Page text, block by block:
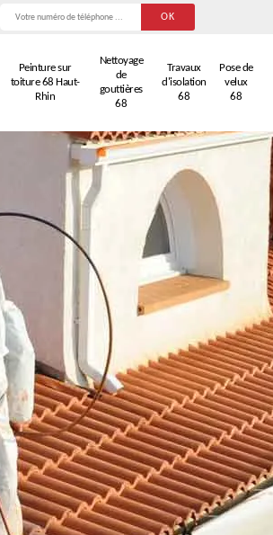
Peinture sur
toiture 68 Haut-
Rhin
Nettoyage
de
gouttières
68
Travaux
d'isolation
68
Pose de
velux
68